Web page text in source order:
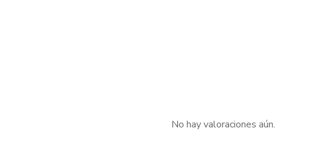
No hay valoraciones aún.